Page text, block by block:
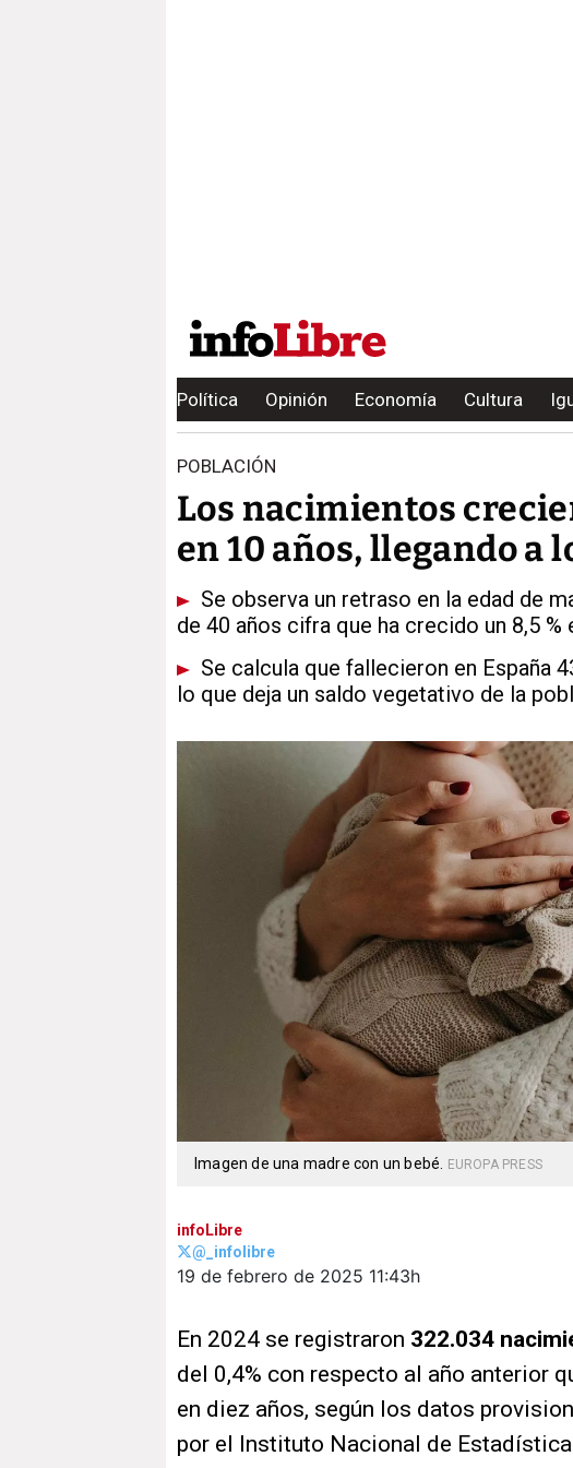
Política Opinión Economía Cultura
POBLACIÓN
Los nacimientos
en 10 años, llegando a
Se observa un retraso en la edad de
de 40 años cifra que ha crecido un 8,5
Se calcula que fallecieron en España
lo que deja un saldo vegetativo de la
Imagen de una madre con un bebé. EUROPA PRESS
infoLibre
@_infolibre
19 de febrero de 2025 11:43h
En 2024 se registraron 322.034
del 0,4% con respecto al año anterior
en diez años, según los datos
por el Instituto Nacional de